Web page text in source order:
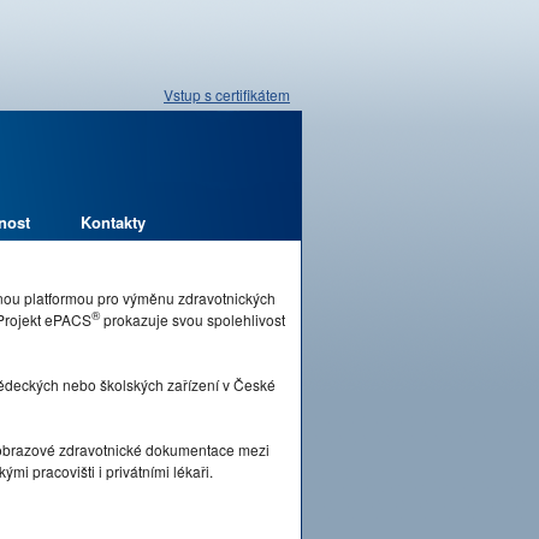
Vstup s certifikátem
Kontakty
platformou pro výměnu zdravotnických
ePACS®prokazuje svou spolehlivost
nebo školských zařízení v České
zdravotnické dokumentace mezi
pracovišti i privátními lékaři.